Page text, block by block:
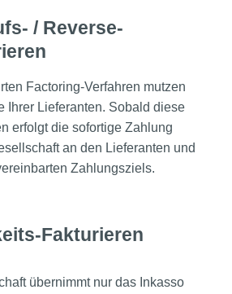
/ Reverse-
Factoring-Verfahren mutzen
Ihrer Lieferanten. Sobald diese
erfolgt die sofortige Zahlung
an den Lieferanten und
Zahlungsziels.
Fakturieren
übernimmt nur das Inkasso